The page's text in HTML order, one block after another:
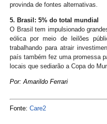
provinda de fontes alternativas.
5. Brasil: 5% do total mundial
O Brasil tem impulsionado
eólica por meio de leilões
trabalhando para atrair
país também fez uma promessa
locais que sediarão a Copa do
Por: Amarildo Ferrari
Fonte: Care2